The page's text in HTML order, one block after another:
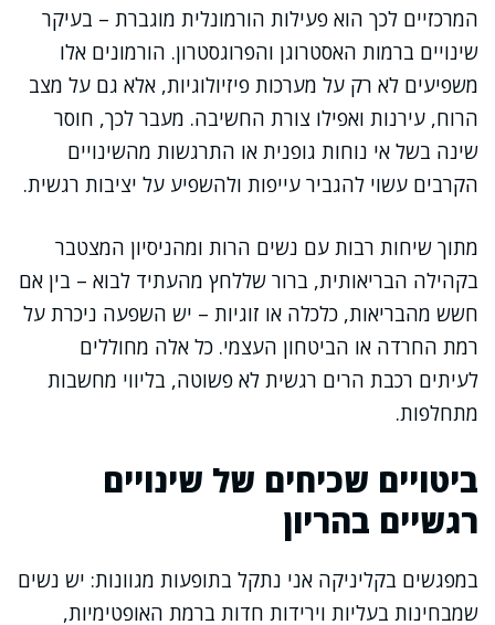
המרכזיים לכך הוא פעילות הורמונלית מוגברת – בעיקר
שינויים ברמות האסטרוגן והפרוגסטרון. הורמונים אלו
משפיעים לא רק על מערכות פיזיולוגיות, אלא גם על מצב
הרוח, עירנות ואפילו צורת החשיבה. מעבר לכך, חוסר
שינה בשל אי נוחות גופנית או התרגשות מהשינויים
הקרבים עשוי להגביר עייפות ולהשפיע על יציבות רגשית.
מתוך שיחות רבות עם נשים הרות ומהניסיון המצטבר
בקהילה הבריאותית, ברור שללחץ מהעתיד לבוא – בין אם
חשש מהבריאות, כלכלה או זוגיות – יש השפעה ניכרת על
רמת החרדה או הביטחון העצמי. כל אלה מחוללים
לעיתים רכבת הרים רגשית לא פשוטה, בליווי מחשבות
מתחלפות.
ביטויים שכיחים של שינויים
רגשיים בהריון
במפגשים בקליניקה אני נתקל בתופעות מגוונות: יש נשים
שמבחינות בעליות וירידות חדות ברמת האופטימיות,